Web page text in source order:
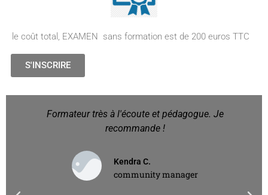
le coût total, EXAMEN sans formation est de 200 euros TTC
S'INSCRIRE
Formateur très à l'écoute et pédagogue. Je
recommande !
Kendra C.
community manager